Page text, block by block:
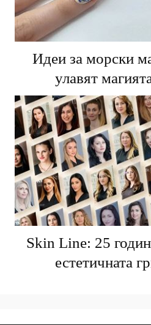
Идеи за морски
улавят
Skin Line: 25
естетичната